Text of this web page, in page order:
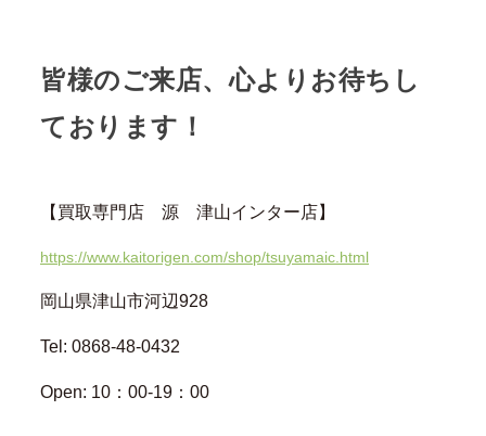
皆様のご来店、心よりお待ちし
ております！
【買取専門店 源 津山インター店】
https://www.kaitorigen.com/shop/tsuyamaic.html
岡山県津山市河辺928
Tel: 0868-48-0432
Open: 10：00-19：00